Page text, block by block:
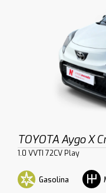
TOYOTA Aygo X
1.0 VVTI 72CV Play
Gasolina